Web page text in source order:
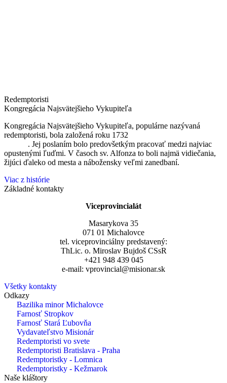
Redemptoristi
Kongregácia Najsvätejšieho Vykupiteľa
Kongregácia Najsvätejšieho Vykupiteľa, populárne nazývaná
redemptoristi, bola založená roku 1732
. Jej poslaním bolo predovšetkým pracovať medzi najviac
opustenými ľuďmi. V časoch sv. Alfonza to boli najmä vidiečania,
žijúci ďaleko od mesta a nábožensky veľmi zanedbaní.
Viac z histórie
Základné kontakty
Viceprovincialát
Masarykova 35
071 01 Michalovce
tel. viceprovinciálny predstavený:
ThLic. o. Miroslav Bujdoš CSsR
+421 948 439 045
e-mail: vprovincial@misionar.sk
Všetky kontakty
Odkazy
Bazilika minor Michalovce
Farnosť Stropkov
Farnosť Stará Ľubovňa
Vydavateľstvo Misionár
Redemptoristi vo svete
Redemptoristi Bratislava - Praha
Redemptoristky - Lomnica
Redemptoristky - Kežmarok
Naše kláštory